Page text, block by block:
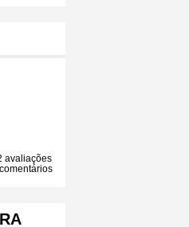
avaliações